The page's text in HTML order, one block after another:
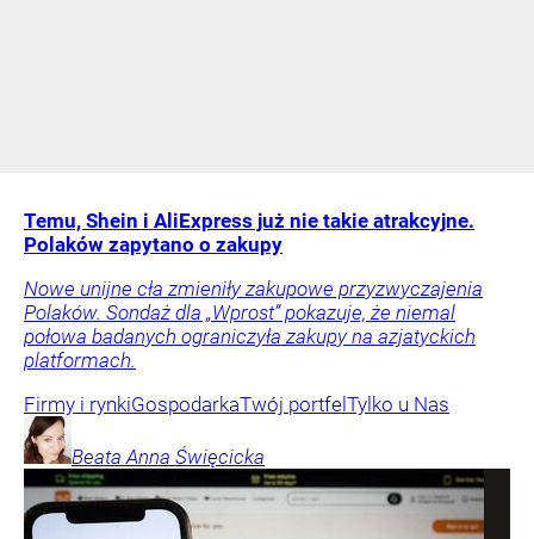
Temu, Shein i AliExpress już nie takie atrakcyjne.
Polaków zapytano o zakupy
Nowe unijne cła zmieniły zakupowe przyzwyczajenia
Polaków. Sondaż dla „Wprost” pokazuje, że niemal
połowa badanych ograniczyła zakupy na azjatyckich
platformach.
Firmy i rynkiGospodarkaTwój portfel Tylko u Nas
Beata Anna Święcicka